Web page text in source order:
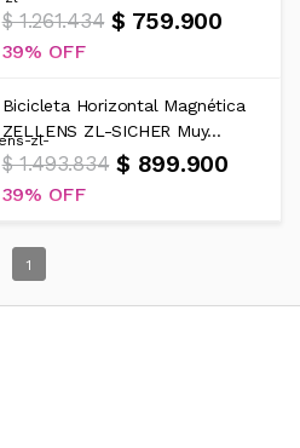
$ 1.261.434 $ 759.900
39%
Bicicleta Horizontal Magnética
ZELLENS ZL-SICHER Muy...
$ 1.493.834 $ 899.900
39%
1